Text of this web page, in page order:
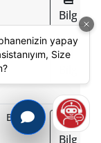
Bilgi
Basılı
Basılı
Bilgi